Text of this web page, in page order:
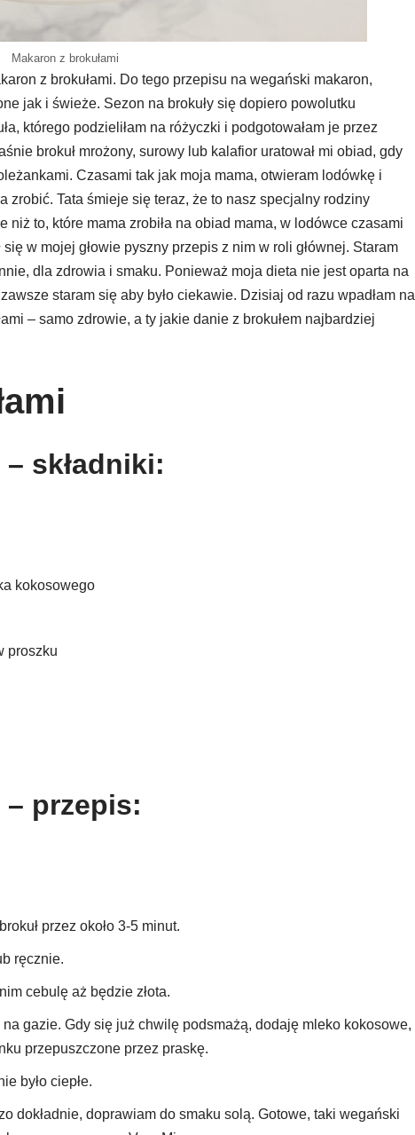
Makaron z brokułami
z brokułami. Do tego przepisu na wegański makaron,
jak i świeże. Sezon na brokuły się dopiero powolutku
którego podzieliłam na różyczki i podgotowałam je przez
brokuł mrożony, surowy lub kalafior uratował mi obiad, gdy
Czasami tak jak moja mama, otwieram lodówkę i
zrobić. Tata śmieje się teraz, że to nasz specjalny rodziny
niż to, które mama zrobiła na obiad mama, w lodówce czasami
w mojej głowie pyszny przepis z nim w roli głównej. Staram
dla zdrowia i smaku. Ponieważ moja dieta nie jest oparta na
staram się aby było ciekawie. Dzisiaj od razu wpadłam na
– samo zdrowie, a ty jakie danie z brokułem najbardziej
składniki:
kokosowego
proszku
– przepis:
przez około 3-5 minut.
ręcznie.
cebulę aż będzie złota.
gazie. Gdy się już chwilę podsmażą, dodaję mleko kokosowe,
przepuszczone przez praskę.
było ciepłe.
dokładnie, doprawiam do smaku solą. Gotowe, taki wegański